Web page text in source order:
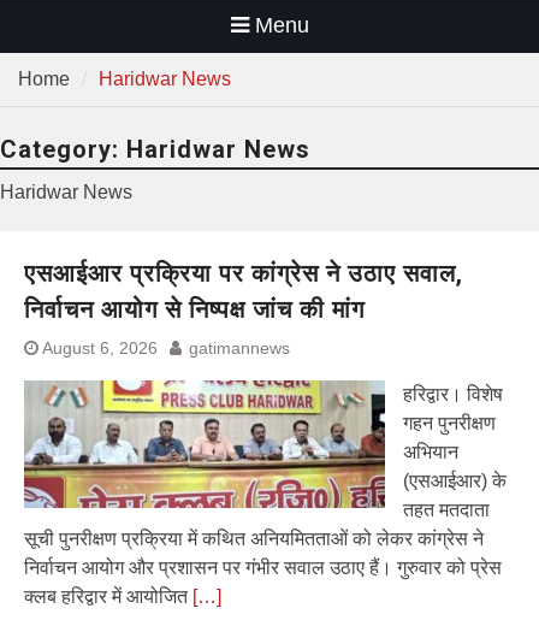
Menu
Home Haridwar News
Category: Haridwar News
Haridwar News
एसआईआर प्रक्रिया पर कांग्रेस ने उठाए सवाल,
निर्वाचन आयोग से निष्पक्ष जांच की मांग
August 6, 2026 gatimannews
हरिद्वार। विशेष
गहन पुनरीक्षण
अभियान
(एसआईआर) के
तहत मतदाता
सूची पुनरीक्षण प्रक्रिया में कथित अनियमितताओं को लेकर कांग्रेस ने
निर्वाचन आयोग और प्रशासन पर गंभीर सवाल उठाए हैं। गुरुवार को प्रेस
क्लब हरिद्वार में आयोजित […]